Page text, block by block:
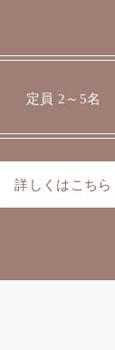
定員 2～5名
詳しくはこちら